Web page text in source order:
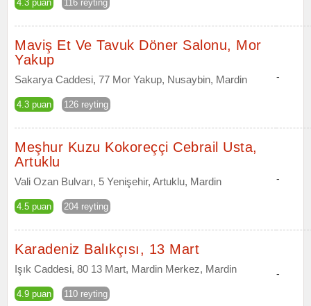
4.3 puan 116 reyting
Maviş Et Ve Tavuk Döner Salonu, Mor
Yakup
Sakarya Caddesi, 77 Mor Yakup, Nusaybin, Mardin
4.3 puan 126 reyting
-
Meşhur Kuzu Kokoreççi Cebrail Usta,
Artuklu
Vali Ozan Bulvarı, 5 Yenişehir, Artuklu, Mardin
4.5 puan 204 reyting
-
Karadeniz Balıkçısı, 13 Mart
Işık Caddesi, 80 13 Mart, Mardin Merkez, Mardin
4.9 puan 110 reyting
-